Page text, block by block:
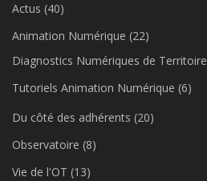
Actus (40)
Animation Numérique (22)
Diagnostics Numériques de Territoire
Tutoriels Animation Numérique (6)
Du côté des adhérents (20)
Observatoire (8)
Vie de l'OT (13)